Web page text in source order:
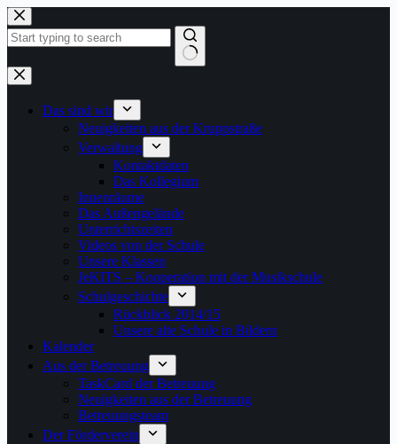
Zum
Inhalt
springen
Keine
Ergebnisse
Das sind wir
Neuigkeiten aus der Kruppstraße
Verwaltung
Kontaktdaten
Das Kollegium
Innenräume
Das Außengelände
Unterrichtszeiten
Videos von der Schule
Unsere Klassen
JeKITS – Kooperation mit der Musikschule
Schulgeschichte
Rückblick 2014/15
Unsere alte Schule in Bildern
Kalender
Aus der Betreuung
TaskCard der Betreuung
Neuigkeiten aus der Betreuung
Betreuungsteam
Der Förderverein